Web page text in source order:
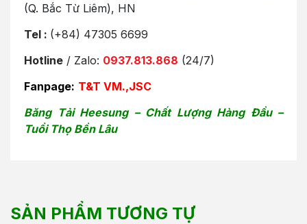
(Q. Bắc Từ Liêm), HN
Tel : (+84) 47305 6699
Hotline / Zalo: 0937.813.868 (24/7)
Fanpage: T&T VM.,JSC
Băng Tải Heesung – Chất Lượng Hàng Đầu –
Tuổi Thọ Bền Lâu
SẢN PHẨM TƯƠNG TỰ